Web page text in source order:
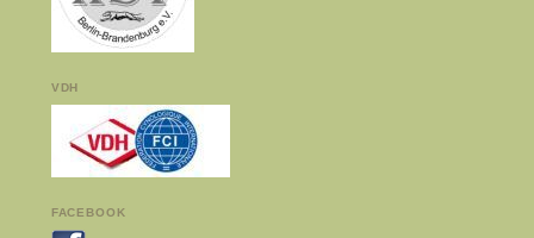
VDH
FACEBOOK